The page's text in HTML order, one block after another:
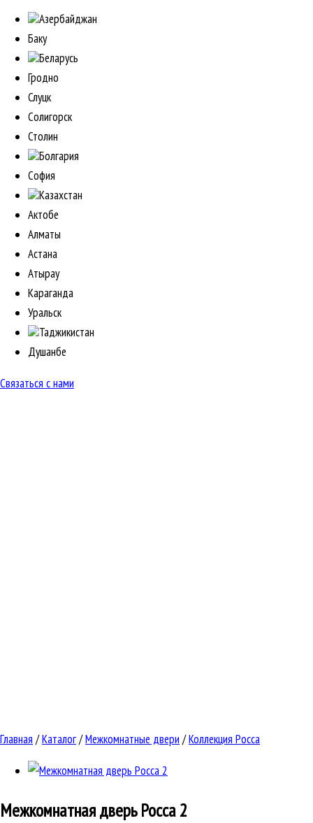
Азербайджан
Баку
Беларусь
Гродно
Слуцк
Солигорск
Столин
Болгария
София
Казахстан
Актобе
Алматы
Астана
Атырау
Караганда
Уральск
Таджикистан
Душанбе
Связаться с нами
Главная /Каталог/Межкомнатные двери /Коллекция Росса
Межкомнатная дверь Росса 2